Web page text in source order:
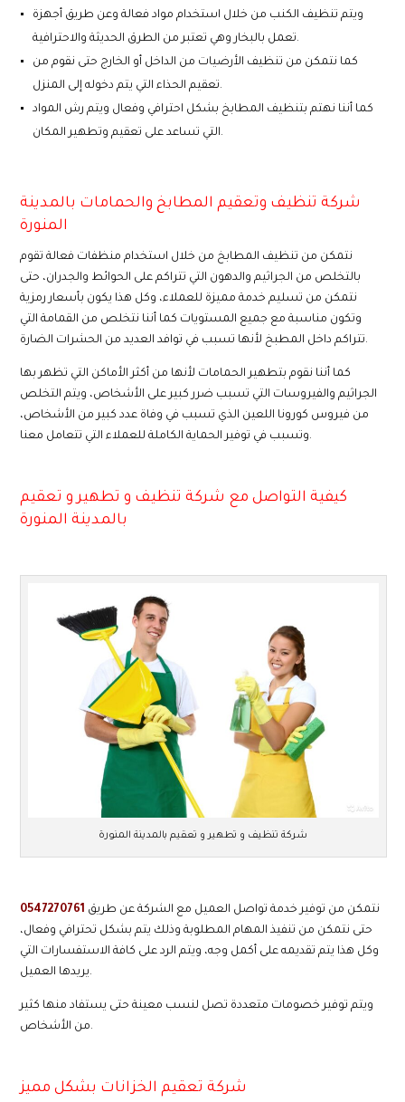
ويتم تنظيف الكنب من خلال استخدام مواد فعالة وعن طريق أجهزة
تعمل بالبخار وهي تعتبر من الطرق الحديثة والاحترافية.
كما نتمكن من تنظيف الأرضيات من الداخل أو الخارج حتى نقوم من
تعقيم الحذاء التي يتم دخوله إلى المنزل.
كما أننا نهتم بتنظيف المطابخ بشكل احترافي وفعال ويتم رش المواد
التي تساعد على تعقيم وتطهير المكان.
شركة تنظيف وتعقيم المطابخ والحمامات بالمدينة
نتمكن من تنظيف المطابخ من خلال استخدام منظفات فعالة تقوم
بالتخلص من الجراثيم والدهون التي تتراكم على الحوائط والجدران، حتى
نتمكن من تسليم خدمة مميزة للعملاء، وكل هذا يكون بأسعار رمزية
وتكون مناسبة مع جميع المستويات كما أننا نتخلص من القمامة التي
تتراكم داخل المطبخ لأنها تسبب في توافد العديد من الحشرات الضارة.
كما أننا نقوم بتطهير الحمامات لأنها من أكثر الأماكن التي تظهر بها
الجراثيم والفيروسات التي تسبب ضرر كبير على الأشخاص، ويتم التخلص
من فيروس كورونا اللعين الذي تسبب في وفاة عدد كبير من الأشخاص،
وتسبب في توفير الحماية الكاملة للعملاء التي تتعامل معنا.
كيفية التواصل مع شركة تنظيف و تطهير و تعقيم
بالمدينة المنورة
شركة تنظيف و تطهير و تعقيم بالمدينة المنورة
نتمكن من توفير خدمة تواصل العميل مع الشركة عن طريق 0547270761
حتى نتمكن من تنفيذ المهام المطلوبة وذلك يتم بشكل تحترافي وفعال،
وكل هذا يتم تقديمه على أكمل وجه، ويتم الرد على كافة الاستفسارات التي
يريدها العميل.
ويتم توفير خصومات متعددة تصل لنسب معينة حتى يستفاد منها كثير
من الأشخاص.
شركة تعقيم الخزانات بشكل مميز